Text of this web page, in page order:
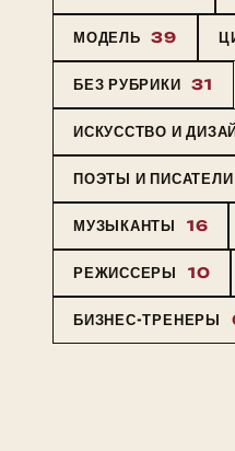
МОДЕЛЬ 39
БЕЗ РУБРИКИ 31
ИСКУССТВО И
ПОЭТЫ И ПИСАТЕЛИ
МУЗЫКАНТЫ 16
РЕЖИССЕРЫ 10
БИЗНЕС-ТРЕНЕРЫ